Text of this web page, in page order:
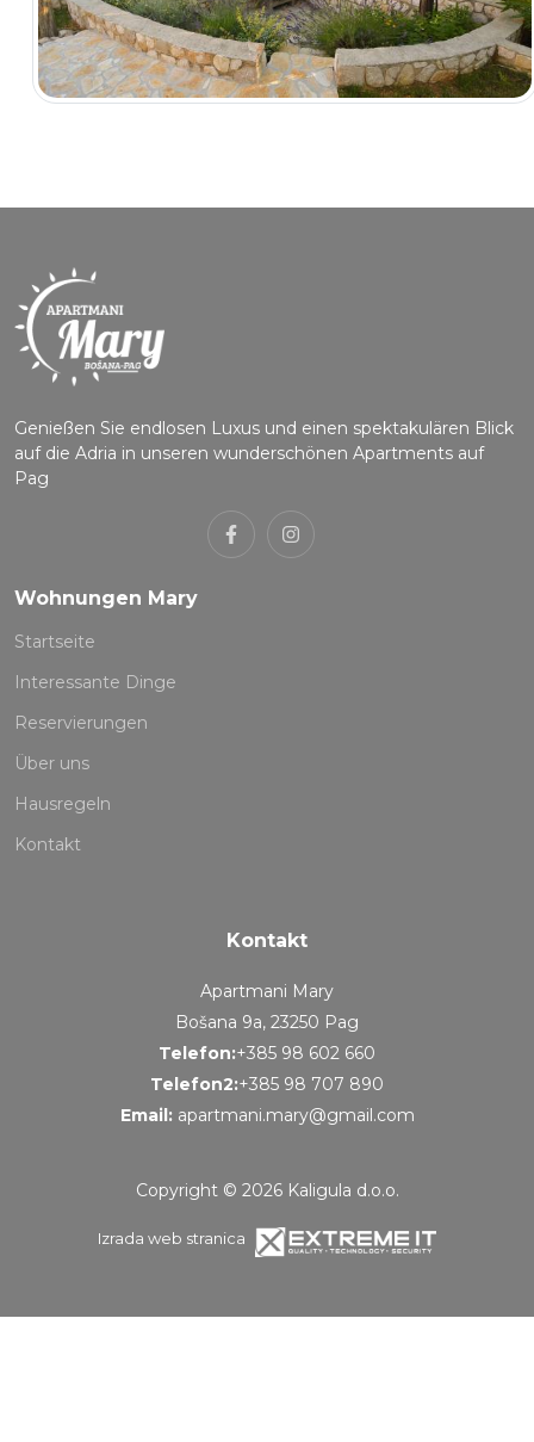
Genießen Sie endlosen Luxus und einen spektakulären Blick
auf die Adria in unseren wunderschönen Apartments auf
Pag
Wohnungen Mary
Startseite
Interessante Dinge
Reservierungen
Über uns
Hausregeln
Kontakt
Kontakt
Apartmani Mary
Bošana 9a, 23250 Pag
Telefon:+385 98 602 660
Telefon2:+385 98 707 890
Email: apartmani.mary@gmail.com
Copyright © 2026 Kaligula d.o.o.
Izrada web stranica